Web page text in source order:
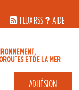
FLUX RSS
AIDE
ADHÉSION